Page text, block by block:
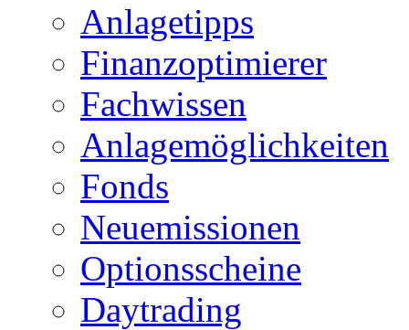
Anlagetipps
Finanzoptimierer
Fachwissen
Anlagemöglichkeiten
Fonds
Neuemissionen
Optionsscheine
Daytrading